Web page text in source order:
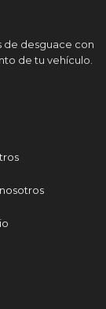
de desguace con
de tu vehículo.